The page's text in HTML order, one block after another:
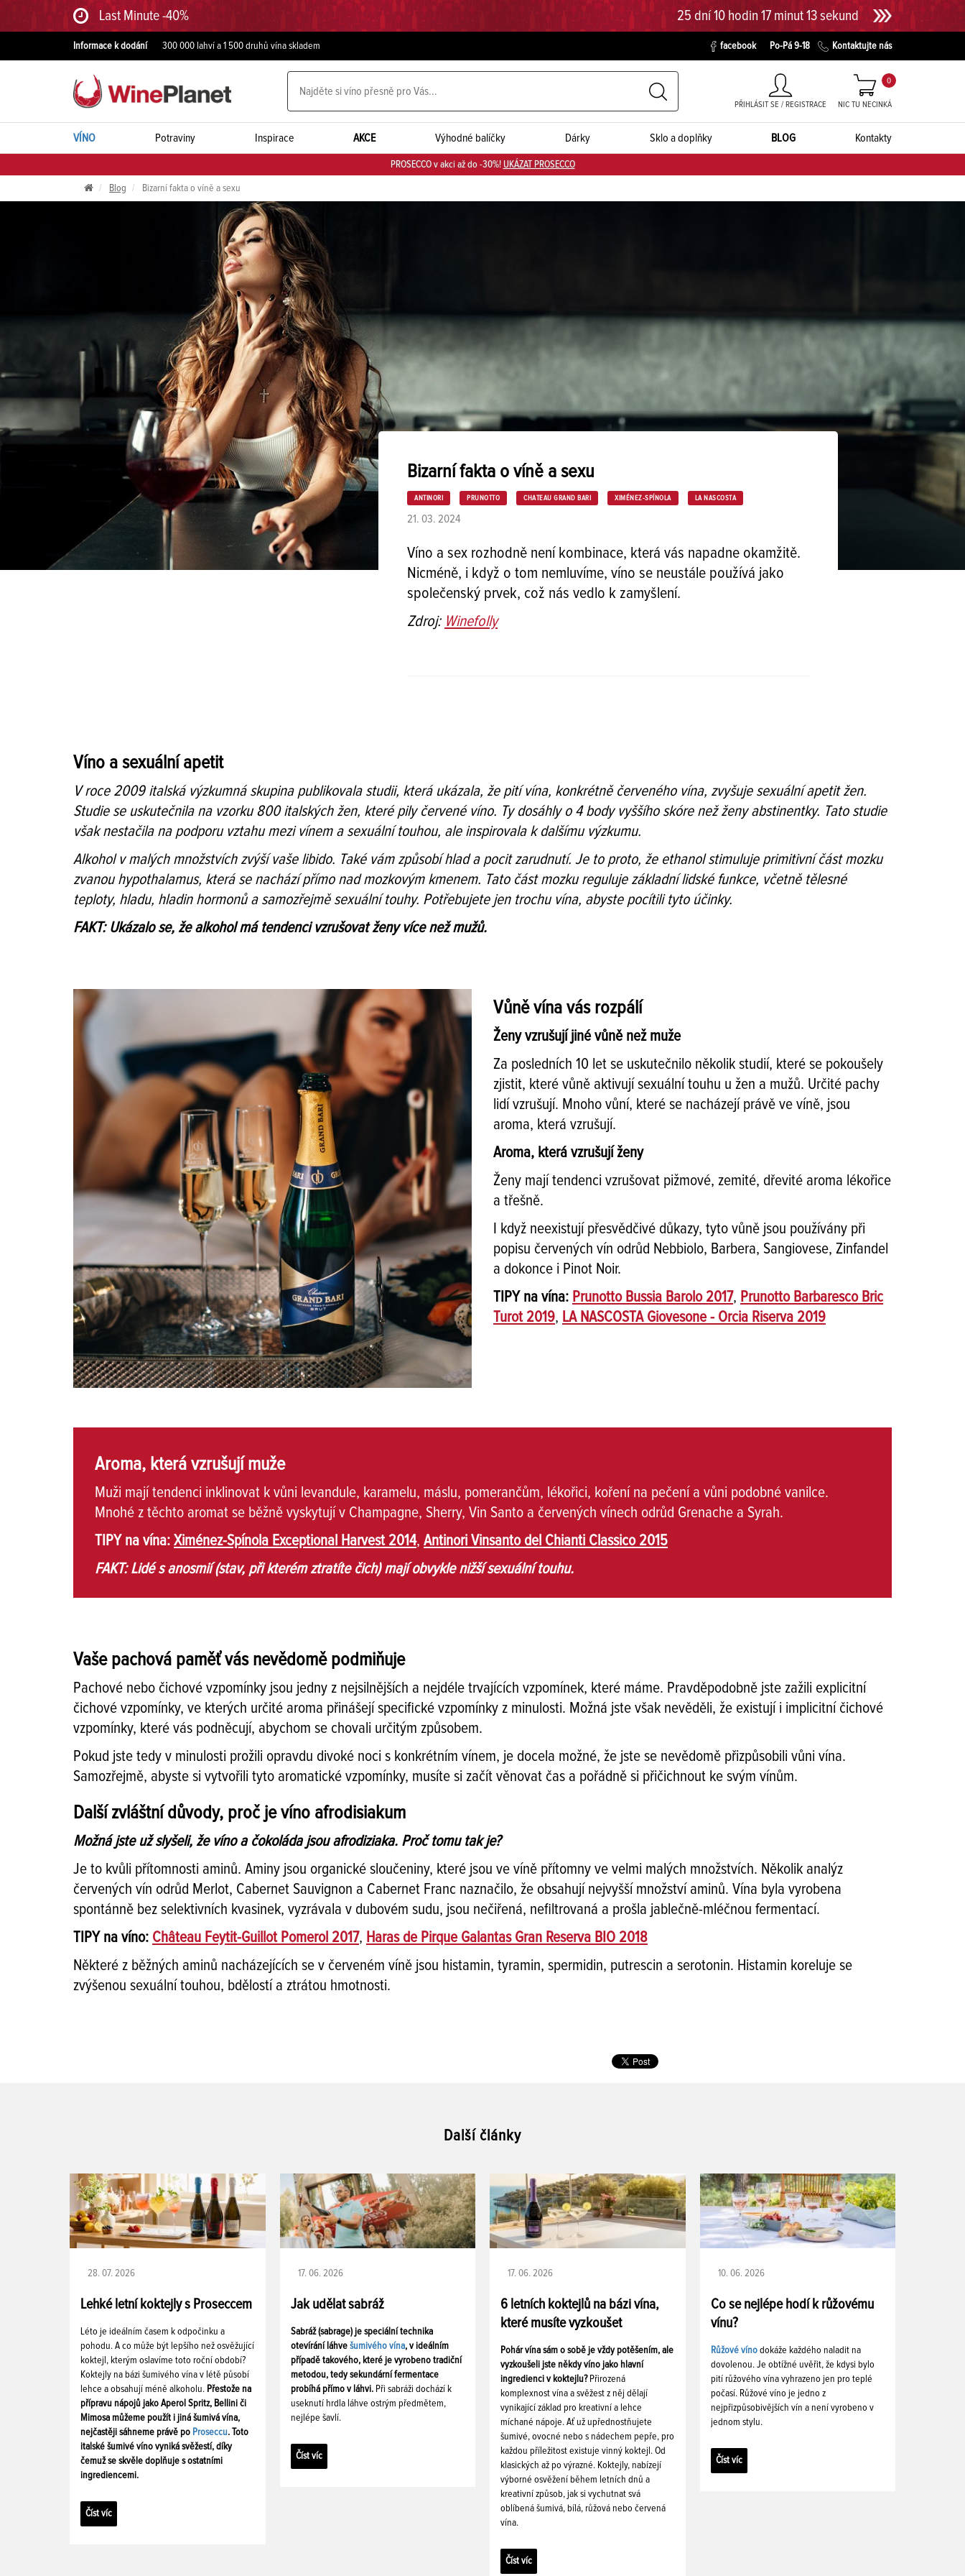
Last Minute -40% 25 dní 10 hodin 17 minut 12 sekund
Informace k dodání 300 000 lahví a 1 500 druhů vína skladem facebook Po-Pá 9-18 Kontaktujte nás
PŘIHLÁSIT SE / REGISTRACE NIC TU NECINKÁ
0
VÍNO Potraviny Inspirace AKCE Výhodné balíčky Dárky Sklo a doplňky BLOG Kontakty
PROSECCO v akci až do -30%! UKÁZAT PROSECCO
Blog Bizarní fakta o víně a sexu
Bizarní fakta o víně a sexu
ANTINORI PRUNOTTO CHATEAU GRAND BARI XIMÉNEZ-SPÍNOLA LA NASCOSTA
21. 03. 2024
Víno a sex rozhodně není kombinace, která vás napadne okamžitě.
Nicméně, i když o tom nemluvíme, víno se neustále používá jako
společenský prvek, což nás vedlo k zamyšlení.
Zdroj: Winefolly
Víno a sexuální apetit
V roce 2009 italská výzkumná skupina publikovala studii, která ukázala, že pití vína, konkrétně červeného vína, zvyšuje sexuální apetit žen.
Studie se uskutečnila na vzorku 800 italských žen, které pily červené víno. Ty dosáhly o 4 body vyššího skóre než ženy abstinentky. Tato studie
však nestačila na podporu vztahu mezi vínem a sexuální touhou, ale inspirovala k dalšímu výzkumu.
Alkohol v malých množstvích zvýší vaše libido. Také vám způsobí hlad a pocit zarudnutí. Je to proto, že ethanol stimuluje primitivní část mozku
zvanou hypothalamus, která se nachází přímo nad mozkovým kmenem. Tato část mozku reguluje základní lidské funkce, včetně tělesné
teploty, hladu, hladin hormonů a samozřejmě sexuální touhy. Potřebujete jen trochu vína, abyste pocítili tyto účinky.
FAKT: Ukázalo se, že alkohol má tendenci vzrušovat ženy více než mužů.
Vůně vína vás rozpálí
Ženy vzrušují jiné vůně než muže
Za posledních 10 let se uskutečnilo několik studií, které se pokoušely
zjistit, které vůně aktivují sexuální touhu u žen a mužů. Určité pachy
lidí vzrušují. Mnoho vůní, které se nacházejí právě ve víně, jsou
aroma, která vzrušují.
Aroma, která vzrušují ženy
Ženy mají tendenci vzrušovat pižmové, zemité, dřevité aroma lékořice
a třešně.
I když neexistují přesvědčivé důkazy, tyto vůně jsou používány při
popisu červených vín odrůd Nebbiolo, Barbera, Sangiovese, Zinfandel
a dokonce i Pinot Noir.
TIPY na vína: Prunotto Bussia Barolo 2017, Prunotto Barbaresco Bric
Turot 2019, LA NASCOSTA Giovesone - Orcia Riserva 2019
Aroma, která vzrušují muže
Muži mají tendenci inklinovat k vůni levandule, karamelu, máslu, pomerančům, lékořici, koření na pečení a vůni podobné vanilce.
Mnohé z těchto aromat se běžně vyskytují v Champagne, Sherry, Vin Santo a červených vínech odrůd Grenache a Syrah.
TIPY na vína: Ximénez-Spínola Exceptional Harvest 2014, Antinori Vinsanto del Chianti Classico 2015
FAKT: Lidé s anosmií (stav, při kterém ztratíte čich) mají obvykle nižší sexuální touhu.
Vaše pachová paměť vás nevědomě podmiňuje
Pachové nebo čichové vzpomínky jsou jedny z nejsilnějších a nejdéle trvajících vzpomínek, které máme. Pravděpodobně jste zažili explicitní
čichové vzpomínky, ve kterých určité aroma přinášejí specifické vzpomínky z minulosti. Možná jste však nevěděli, že existují i implicitní čichové
vzpomínky, které vás podněcují, abychom se chovali určitým způsobem.
Pokud jste tedy v minulosti prožili opravdu divoké noci s konkrétním vínem, je docela možné, že jste se nevědomě přizpůsobili vůni vína.
Samozřejmě, abyste si vytvořili tyto aromatické vzpomínky, musíte si začít věnovat čas a pořádně si přičichnout ke svým vínům.
Další zvláštní důvody, proč je víno afrodisiakum
Možná jste už slyšeli, že víno a čokoláda jsou afrodiziaka. Proč tomu tak je?
Je to kvůli přítomnosti aminů. Aminy jsou organické sloučeniny, které jsou ve víně přítomny ve velmi malých množstvích. Několik analýz
červených vín odrůd Merlot, Cabernet Sauvignon a Cabernet Franc naznačilo, že obsahují nejvyšší množství aminů. Vína byla vyrobena
spontánně bez selektivních kvasinek, vyzrávala v dubovém sudu, jsou nečiřená, nefiltrovaná a prošla jablečně-mléčnou fermentací.
TIPY na víno: Château Feytit-Guillot Pomerol 2017, Haras de Pirque Galantas Gran Reserva BIO 2018
Některé z běžných aminů nacházejících se v červeném víně jsou histamin, tyramin, spermidin, putrescin a serotonin. Histamin koreluje se
zvýšenou sexuální touhou, bdělostí a ztrátou hmotnosti.
Další články
28. 07. 2026
Lehké letní koktejly s Proseccem
Léto je ideálním časem k odpočinku a
pohodu. A co může být lepšího než osvěžující
koktejl, kterým oslavíme toto roční období?
Koktejly na bázi šumivého vína v létě působí
lehce a obsahují méně alkoholu. Přestože na
přípravu nápojů jako Aperol Spritz, Bellini či
Mimosa můžeme použít i jiná šumivá vína,
nejčastěji sáhneme právě po Proseccu. Toto
italské šumivé víno vyniká svěžestí, díky
čemuž se skvěle doplňuje s ostatními
ingrediencemi.
Číst víc
17. 06. 2026
Jak udělat sabráž
Sabráž (sabrage) je speciální technika
otevírání láhve šumivého vína, v ideálním
případě takového, které je vyrobeno tradiční
metodou, tedy sekundární fermentace
probíhá přímo v láhvi. Při sabráži dochází k
useknutí hrdla láhve ostrým předmětem,
nejlépe šavlí.
Číst víc
17. 06. 2026
6 letních koktejlů na bázi vína,
které musíte vyzkoušet
Pohár vína sám o sobě je vždy potěšením, ale
vyzkoušeli jste někdy víno jako hlavní
ingredienci v koktejlu? Přirozená
komplexnost vína a svěžest z něj dělají
vynikající základ pro kreativní a lehce
míchané nápoje. Ať už upřednostňujete
šumivé, ovocné nebo s nádechem pepře, pro
každou příležitost existuje vinný koktejl. Od
klasických až po výrazné. Koktejly, nabízejí
výborné osvěžení během letních dnů a
kreativní způsob, jak si vychutnat svá
oblíbená šumivá, bílá, růžová nebo červená
vína.
Číst víc
10. 06. 2026
Co se nejlépe hodí k růžovému
vínu?
Růžové víno dokáže každého naladit na
dovolenou. Je obtížné uvěřit, že kdysi bylo
pití růžového vína vyhrazeno jen pro teplé
počasí. Růžové víno je jedno z
nejpřizpůsobivějších vín a není vyrobeno v
jednom stylu.
Číst víc